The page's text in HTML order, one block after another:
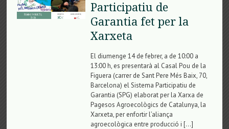
Participatiu de
Garantia fet per la
Xarxeta
El diumenge 14 de febrer, a de 10:00 a
13:00 h, es presentarà al Casal Pou de la
Figuera (carrer de Sant Pere Més Baix, 70,
Barcelona) el Sistema Participatiu de
Garantia (SPG) elaborat per la Xarxa de
Pagesos Agroecològics de Catalunya, la
Xarxeta, per enfortir l’aliança
agroecològica entre producció i […]